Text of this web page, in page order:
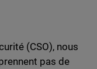
(CSO), nous
pas de